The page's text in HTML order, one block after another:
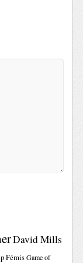
David Mills
Fémis Game of